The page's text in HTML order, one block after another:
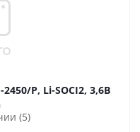
3,6В
(5)